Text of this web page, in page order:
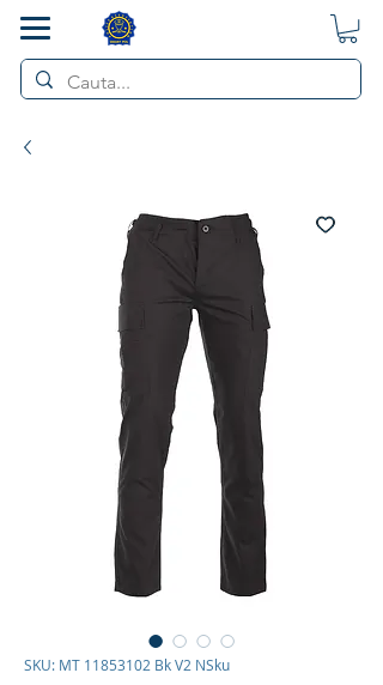
SKU: MT 11853102 Bk V2 NSku